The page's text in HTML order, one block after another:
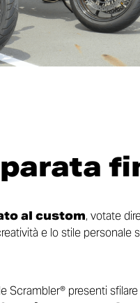
al custom, votate
e lo stile personale
Scrambler® presenti